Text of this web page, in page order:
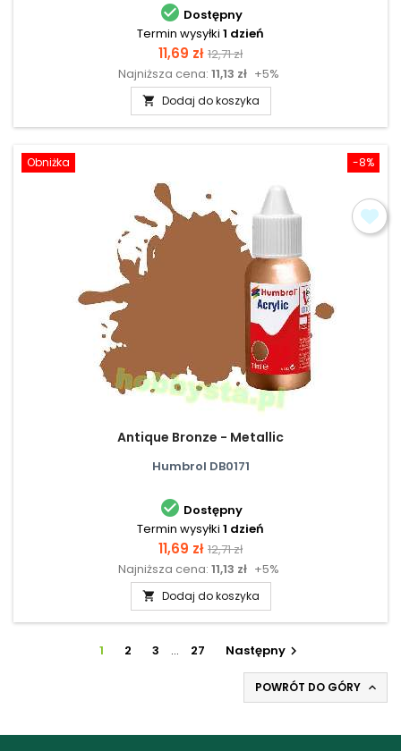
 Dostępny
Termin wysyłki 1 dzień
Cena
11,69 zł Cena
podstawowa
12,71 zł
Najniższa cena: 11,13 zł +5%
 Dodaj do koszyka
-8%
Obniżka
Antique Bronze - Metallic
Humbrol DB0171
 Dostępny
Termin wysyłki 1 dzień
Cena
11,69 zł Cena
podstawowa
12,71 zł
Najniższa cena: 11,13 zł +5%
 Dodaj do koszyka
1 2 3 … 27 Następny 
POWRÓT DO GÓRY 